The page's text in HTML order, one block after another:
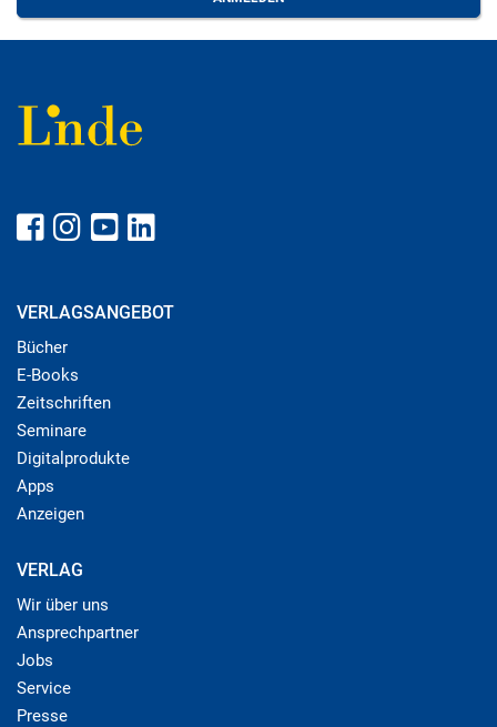
VERLAGSANGEBOT
Bücher
E-Books
Zeitschriften
Seminare
Digitalprodukte
Apps
Anzeigen
VERLAG
Wir über uns
Ansprechpartner
Jobs
Service
Presse